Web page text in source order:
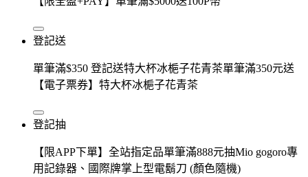
登記送
單筆滿$350 登記送特大杯冰梔子花青茶單筆滿350元送
【電子票券】特大杯冰梔子花青茶
登記抽
【限APP下單】全站指定品單筆滿888元抽Mio gogoro專
用記錄器、國際牌掌上型電鬍刀 (顏色隨機)